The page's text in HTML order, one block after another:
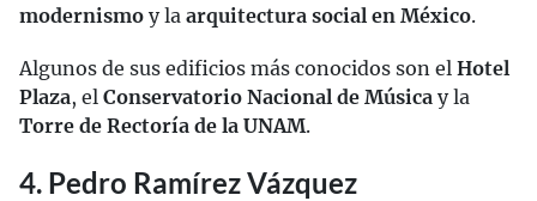
modernismo y la arquitectura social en México.
Algunos de sus edificios más conocidos son el Hotel
Plaza, el Conservatorio Nacional de Música y la
Torre de Rectoría de la UNAM.
4. Pedro Ramírez Vázquez